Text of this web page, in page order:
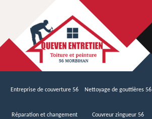
Entreprise de couverture 56 Nettoyage de gouttières 56
Réparation et changement
Couvreur zingueur 56